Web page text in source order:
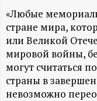
ф
о
р
«Любые
стране мира,
или Великой
мировой войны,
могут считаться
страны в
невозможно